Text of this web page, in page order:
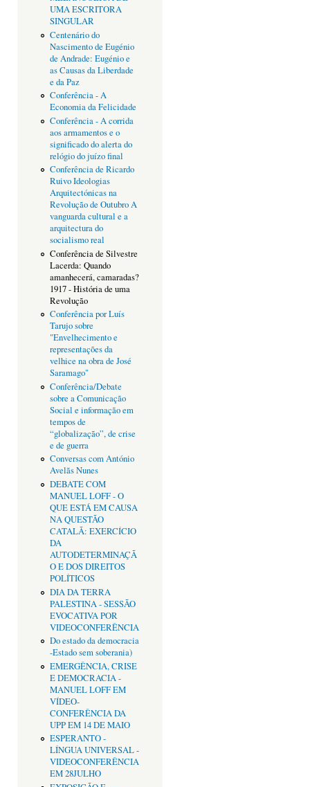
UMA ESCRITORA
SINGULAR
Centenário do
Nascimento de Eugénio
de Andrade: Eugénio e
as Causas da Liberdade
e da Paz
Conferência - A
Economia da Felicidade
Conferência - A corrida
aos armamentos e o
significado do alerta do
relógio do juízo final
Conferência de Ricardo
Ruivo Ideologias
Arquitectónicas na
Revolução de Outubro A
vanguarda cultural e a
arquitectura do
socialismo real
Conferência de Silvestre
Lacerda: Quando
amanhecerá, camaradas?
1917 - História de uma
Revolução
Conferência por Luís
Tarujo sobre
"Envelhecimento e
representações da
velhice na obra de José
Saramago"
Conferência/Debate
sobre a Comunicação
Social e informação em
tempos de
“globalização”, de crise
e de guerra
Conversas com António
Avelãs Nunes
DEBATE COM
MANUEL LOFF - O
QUE ESTÁ EM CAUSA
NA QUESTÃO
CATALÃ: EXERCÍCIO
DA
AUTODETERMINAÇÃ
O E DOS DIREITOS
POLÍTICOS
DIA DA TERRA
PALESTINA - SESSÃO
EVOCATIVA POR
VIDEOCONFERÊNCIA
Do estado da democracia
-Estado sem soberania)
EMERGÊNCIA, CRISE
E DEMOCRACIA -
MANUEL LOFF EM
VÍDEO-
CONFERÊNCIA DA
UPP EM 14 DE MAIO
ESPERANTO -
LÍNGUA UNIVERSAL -
VIDEOCONFERÊNCIA
EM 28JULHO